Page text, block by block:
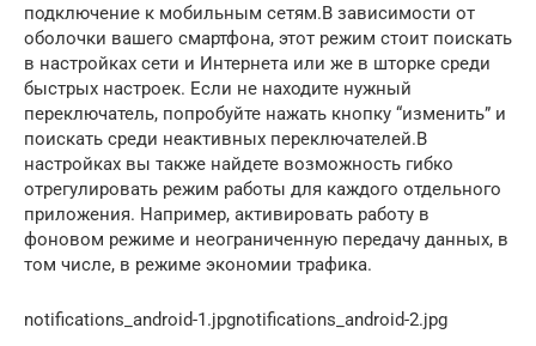
подключение к мобильным сетям.В зависимости от
оболочки вашего смартфона, этот режим стоит поискать
в настройках сети и Интернета или же в шторке среди
быстрых настроек. Если не находите нужный
переключатель, попробуйте нажать кнопку “изменить” и
поискать среди неактивных переключателей.В
настройках вы также найдете возможность гибко
отрегулировать режим работы для каждого отдельного
приложения. Например, активировать работу в
фоновом режиме и неограниченную передачу данных, в
том числе, в режиме экономии трафика.
notifications_android-1.jpgnotifications_android-2.jpg